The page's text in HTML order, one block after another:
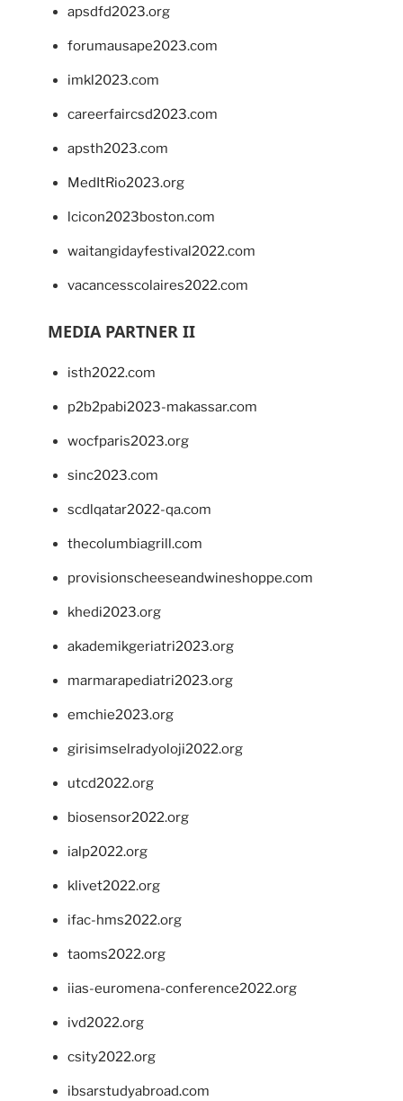
apsdfd2023.org
forumausape2023.com
imkl2023.com
careerfaircsd2023.com
apsth2023.com
MedItRio2023.org
lcicon2023boston.com
waitangidayfestival2022.com
vacancesscolaires2022.com
MEDIA PARTNER II
isth2022.com
p2b2pabi2023-makassar.com
wocfparis2023.org
sinc2023.com
scdlqatar2022-qa.com
thecolumbiagrill.com
provisionscheeseandwineshoppe.com
khedi2023.org
akademikgeriatri2023.org
marmarapediatri2023.org
emchie2023.org
girisimselradyoloji2022.org
utcd2022.org
biosensor2022.org
ialp2022.org
klivet2022.org
ifac-hms2022.org
taoms2022.org
iias-euromena-conference2022.org
ivd2022.org
csity2022.org
ibsarstudyabroad.com